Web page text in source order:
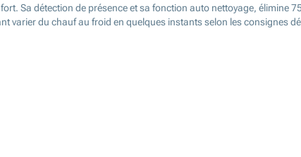
Sa détection de présence et sa fonction auto nettoyage, élimine
du chauf au froid en quelques instants selon les consignes